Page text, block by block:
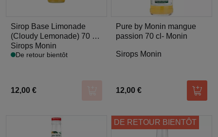
Sirop Base Limonade
(Cloudy Lemonade) 70 cl -
Monin
Sirops Monin
De retour bientôt
12,00 € Ajouter au panier
Pure by Monin mangue
passion 70 cl- Monin
Sirops Monin
12,00 €
DE RETOUR BIENTÔT